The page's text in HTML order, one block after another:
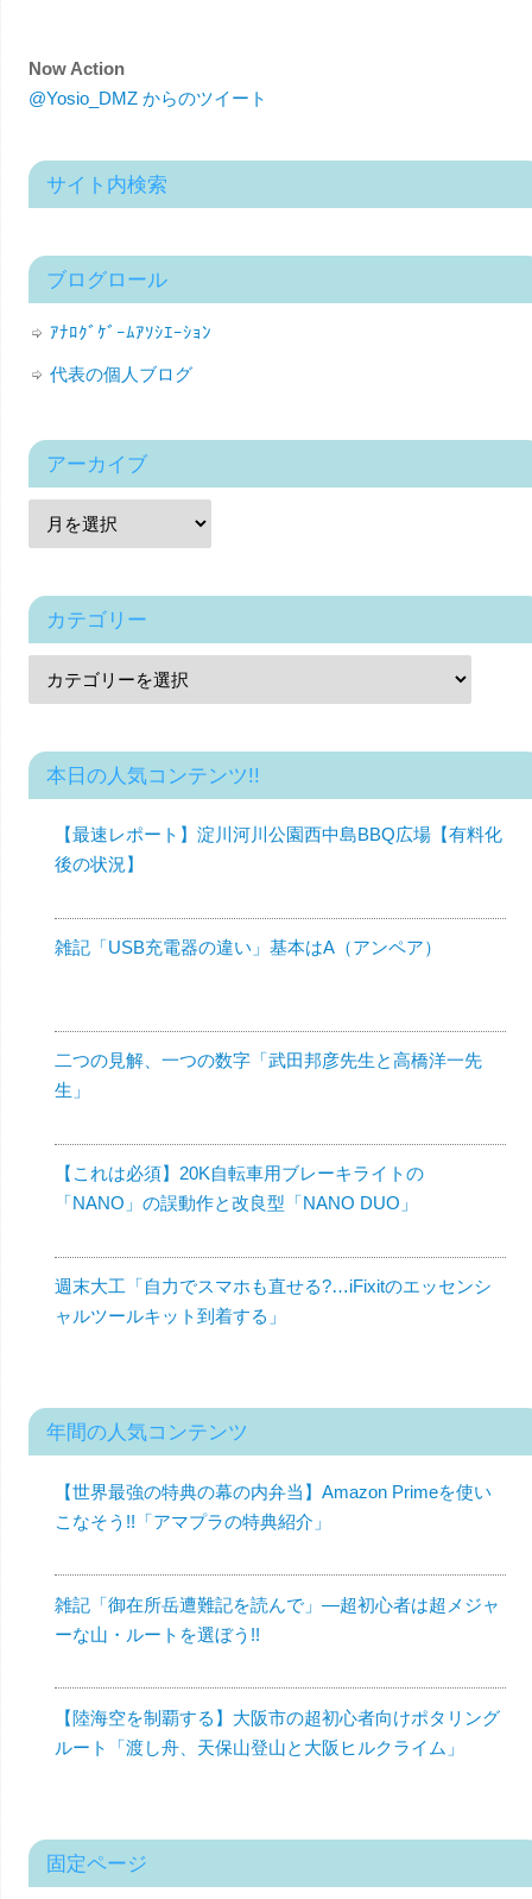
Now Action
@Yosio_DMZ からのツイート
サイト内検索
ブログロール
ｱﾅﾛｸﾞｹﾞｰﾑｱｿｼｴｰｼｮﾝ
代表の個人ブログ
アーカイブ
カテゴリー
本日の人気コンテンツ!!
【最速レポート】淀川河川公園西中島BBQ広場【有料化
後の状況】
雑記「USB充電器の違い」基本はA（アンペア）
二つの見解、一つの数字「武田邦彦先生と高橋洋一先
生」
【これは必須】20K自転車用ブレーキライトの
「NANO」の誤動作と改良型「NANO DUO」
週末大工「自力でスマホも直せる?…iFixitのエッセンシ
ャルツールキット到着する」
年間の人気コンテンツ
【世界最強の特典の幕の内弁当】Amazon Primeを使い
こなそう!!「アマプラの特典紹介」
雑記「御在所岳遭難記を読んで」—超初心者は超メジャ
ーな山・ルートを選ぼう!!
【陸海空を制覇する】大阪市の超初心者向けポタリング
ルート「渡し舟、天保山登山と大阪ヒルクライム」
固定ページ